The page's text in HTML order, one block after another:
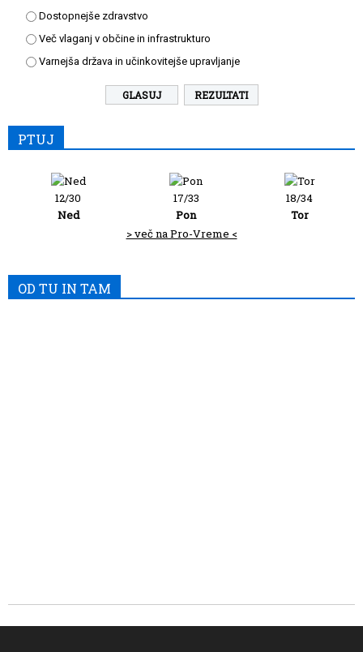
Dostopnejše zdravstvo
Več vlaganj v občine in infrastrukturo
Varnejša država in učinkovitejše upravljanje
REZULTATI
PTUJ
12/30
Ned
17/33
Pon
18/34
Tor
> več na Pro-Vreme <
OD TU IN TAM